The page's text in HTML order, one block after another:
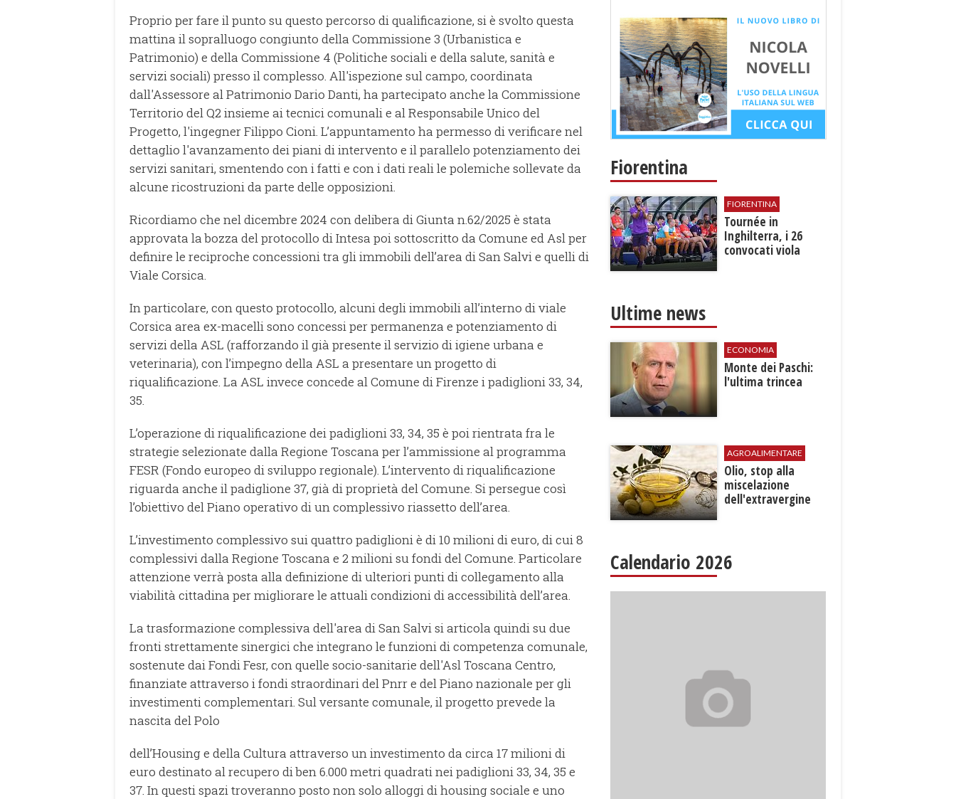
Proprio per fare il punto su questo percorso di qualificazione, si è svolto questa
mattina il sopralluogo congiunto della Commissione 3 (Urbanistica e
Patrimonio) e della Commissione 4 (Politiche sociali e della salute, sanità e
servizi sociali) presso il complesso. All'ispezione sul campo, coordinata
dall'Assessore al Patrimonio Dario Danti, ha partecipato anche la Commissione
Territorio del Q2 insieme ai tecnici comunali e al Responsabile Unico del
Progetto, l'ingegner Filippo Cioni. L’appuntamento ha permesso di verificare nel
dettaglio l'avanzamento dei piani di intervento e il parallelo potenziamento dei
servizi sanitari, smentendo con i fatti e con i dati reali le polemiche sollevate da
alcune ricostruzioni da parte delle opposizioni.
Ricordiamo che nel dicembre 2024 con delibera di Giunta n.62/2025 è stata
approvata la bozza del protocollo di Intesa poi sottoscritto da Comune ed Asl per
definire le reciproche concessioni tra gli immobili dell’area di San Salvi e quelli di
Viale Corsica.
In particolare, con questo protocollo, alcuni degli immobili all’interno di viale
Corsica area ex-macelli sono concessi per permanenza e potenziamento di
servizi della ASL (rafforzando il già presente il servizio di igiene urbana e
veterinaria), con l’impegno della ASL a presentare un progetto di
riqualificazione. La ASL invece concede al Comune di Firenze i padiglioni 33, 34,
35.
L’operazione di riqualificazione dei padiglioni 33, 34, 35 è poi rientrata fra le
strategie selezionate dalla Regione Toscana per l’ammissione al programma
FESR (Fondo europeo di sviluppo regionale). L’intervento di riqualificazione
riguarda anche il padiglione 37, già di proprietà del Comune. Si persegue così
l’obiettivo del Piano operativo di un complessivo riassetto dell’area.
L’investimento complessivo sui quattro padiglioni è di 10 milioni di euro, di cui 8
complessivi dalla Regione Toscana e 2 milioni su fondi del Comune. Particolare
attenzione verrà posta alla definizione di ulteriori punti di collegamento alla
viabilità cittadina per migliorare le attuali condizioni di accessibilità dell’area.
La trasformazione complessiva dell'area di San Salvi si articola quindi su due
fronti strettamente sinergici che integrano le funzioni di competenza comunale,
sostenute dai Fondi Fesr, con quelle socio-sanitarie dell'Asl Toscana Centro,
finanziate attraverso i fondi straordinari del Pnrr e del Piano nazionale per gli
investimenti complementari. Sul versante comunale, il progetto prevede la
nascita del Polo
dell’Housing e della Cultura attraverso un investimento da circa 17 milioni di
euro destinato al recupero di ben 6.000 metri quadrati nei padiglioni 33, 34, 35 e
37. In questi spazi troveranno posto non solo alloggi di housing sociale e uno
Fiorentina
FIORENTINA
Tournée in
Inghilterra, i 26
convocati viola
Ultime news
ECONOMIA
Monte dei Paschi:
l'ultima trincea
AGROALIMENTARE
Olio, stop alla
miscelazione
dell'extravergine
Calendario 2026